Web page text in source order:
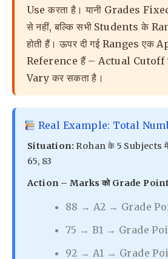
Use करता है। यानी Grades
से नहीं, बल्कि सभी Students के
होती हैं। ऊपर दी गई Ranges एक
Reference हैं – Actual Cutoff
Vary कर सकता है।
Real Example: Total
Situation: Rohan के 5 Subjects
65, 83
Action – Marks को Grade
88 → A2 → Grade
75 → B1 → Grade
92 → A1 → Grade